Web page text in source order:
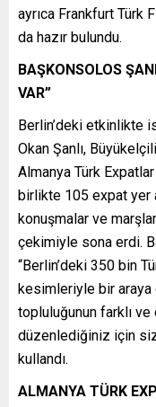
ayrıca Frankfurt Türk
da hazır bulundu.
BAŞKONSOLOS
VAR”
Berlin’deki etkinlikte
Okan Şanlı,
Almanya Türk
birlikte 105 expat yer
konuşmalar ve
çekimiyle sona erdi.
“Berlin’deki 350 bin
kesimleriyle bir
topluluğunun farklı
düzenlediğiniz için
kullandı.
ALMANYA TÜRK